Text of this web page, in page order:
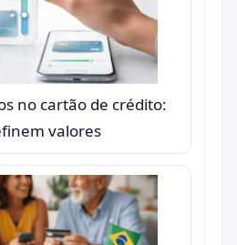
no cartão de crédito:
valores